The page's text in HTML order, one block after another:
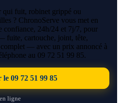
qui fuit, robinet grippé ou
? ChronoServe vous met en
confiance, 24h/24 et 7j/7, pour
fuite, cartouche, joint, tête,
— avec un prix annoncé à
au 09 72 51 99 85.
09 72 51 99 85
ligne